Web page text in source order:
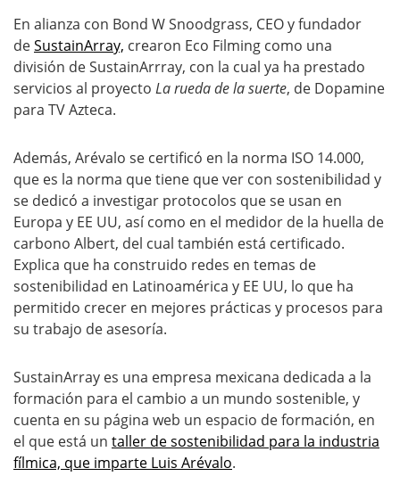
En alianza con Bond W Snoodgrass, CEO y fundador
deSustainArray, crearon Eco Filming como una
división de SustainArrray, con la cual ya ha prestado
servicios al proyecto La rueda de la suerte, de Dopamine
para TV Azteca.
Además, Arévalo se certificó en la norma ISO 14.000,
que es la norma que tiene que ver con sostenibilidad y
se dedicó a investigar protocolos que se usan en
Europa y EE UU, así como en el medidor de la huella de
carbono Albert, del cual también está certificado.
Explica que ha construido redes en temas de
sostenibilidad en Latinoamérica y EE UU, lo que ha
permitido crecer en mejores prácticas y procesos para
su trabajo de asesoría.
SustainArray es una empresa mexicana dedicada a la
formación para el cambio a un mundo sostenible, y
cuenta en su página web un espacio de formación, en
el que está un taller de sostenibilidad para la industria
fílmica, que imparte Luis Arévalo.